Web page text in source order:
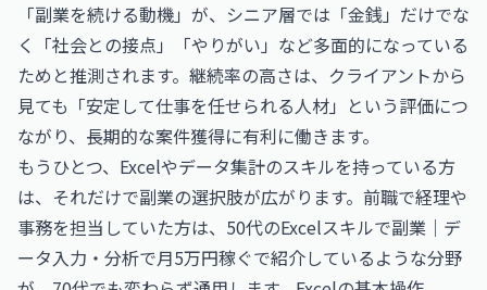
「副業を続ける動機」が、シニア層では「金銭」だけでな
く「社会との接点」「やりがい」など多面的になっている
ためと推測されます。継続率の高さは、クライアントから
見ても「安定して仕事を任せられる人材」という評価につ
ながり、長期的な案件獲得に有利に働きます。
もうひとつ、Excelやデータ集計のスキルを持っている方
は、それだけで副業の選択肢が広がります。前職で経理や
事務を担当していた方は、 50代のExcelスキルで副業｜デ
ータ入力・分析で月5万円稼ぐで紹介しているような分野